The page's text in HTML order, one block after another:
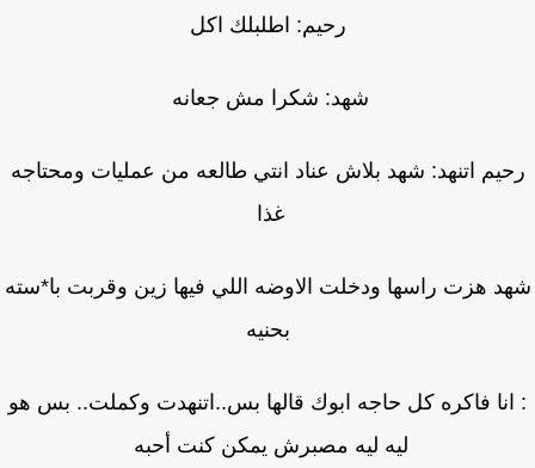
رحيم: اطلبلك اكل
شهد: شكرا مش جعانه
اتنهد: شهد بلاش عناد انتي طالعه من عمليات ومحتاجه
غذا
هزت راسها ودخلت الاوضه اللي فيها زين وقربت با*سته
بحنيه
فاكره كل حاجه ابوك قالها بس..اتنهدت وكملت.. بس هو
ليه ليه مصبرش يمكن كنت أحبه